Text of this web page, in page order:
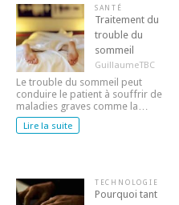
SANTÉ
Traitement du
trouble du
sommeil
GuillaumeTBC
Le trouble du sommeil peut
conduire le patient à souffrir de
maladies graves comme la…
Lire la suite
TECHNOLOGIE
Pourquoi tant